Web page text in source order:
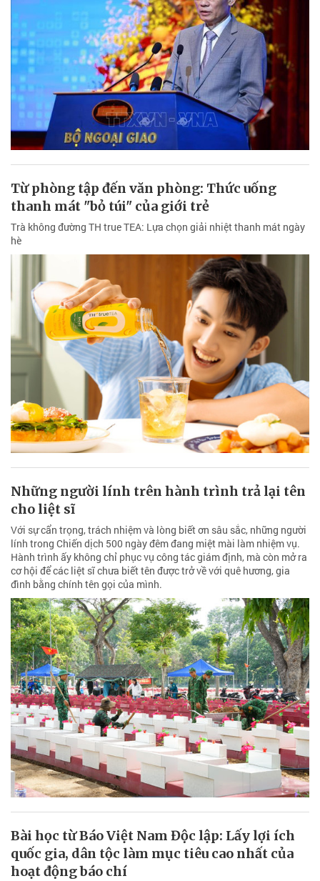
Từ phòng tập đến văn phòng: Thức uống
thanh mát "bỏ túi" của giới trẻ
Trà không đường TH true TEA: Lựa chọn giải nhiệt thanh mát ngày
hè
Những người lính trên hành trình trả lại tên
cho liệt sĩ
Với sự cẩn trọng, trách nhiệm và lòng biết ơn sâu sắc, những người
lính trong Chiến dịch 500 ngày đêm đang miệt mài làm nhiệm vụ.
Hành trình ấy không chỉ phục vụ công tác giám định, mà còn mở ra
cơ hội để các liệt sĩ chưa biết tên được trở về với quê hương, gia
đình bằng chính tên gọi của mình.
Bài học từ Báo Việt Nam Độc lập: Lấy lợi ích
quốc gia, dân tộc làm mục tiêu cao nhất của
hoạt động báo chí